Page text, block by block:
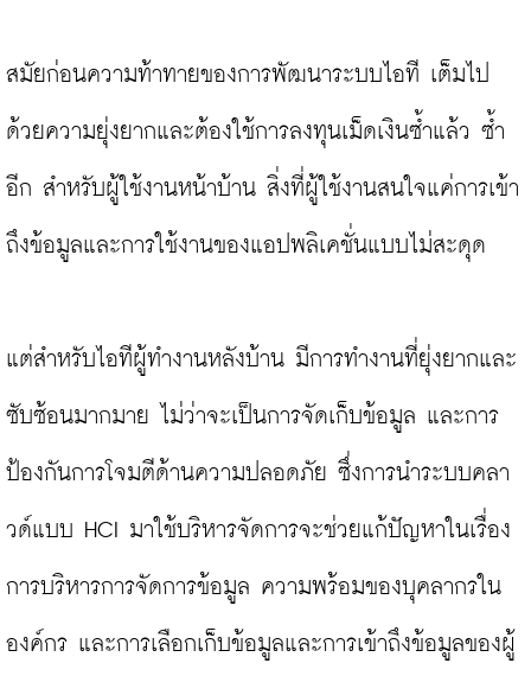
สมัยก่อนความท้าทายของการพัฒนาระบบไอที เต็มไป
ด้วยความยุ่งยากและต้องใช้การลงทุนเม็ดเงินซ้ำแล้ว ซ้ำ
อีก สำหรับผู้ใช้งานหน้าบ้าน สิ่งที่ผู้ใช้งานสนใจแค่การเข้า
ถึงข้อมูลและการใช้งานของแอปพลิเคชั่นแบบไม่สะดุด
แต่สำหรับไอทีผู้ทำงานหลังบ้าน มีการทำงานที่ยุ่งยากและ
ซับซ้อนมากมาย ไม่ว่าจะเป็นการจัดเก็บข้อมูล และการ
ป้องกันการโจมตีด้านความปลอดภัย ซึ่งการนำระบบคลา
วด์แบบ HCI มาใช้บริหารจัดการจะช่วยแก้ปัญหาในเรื่อง
การบริหารการจัดการข้อมูล ความพร้อมของบุคลากรใน
องค์กร และการเลือกเก็บข้อมูลและการเข้าถึงข้อมูลของผู้